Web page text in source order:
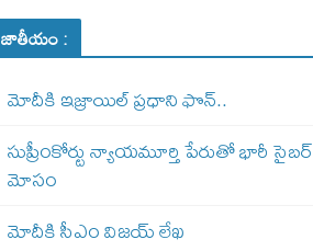
జాతీయం :
మోదీకి ఇజ్రాయిల్ ప్ర‌ధాని ఫొన్..
సుప్రీంకోర్టు న్యాయమూర్తి పేరుతో భారీ సైబర్
మోసం
మోదీకి సీఎం విజయ్ లేఖ